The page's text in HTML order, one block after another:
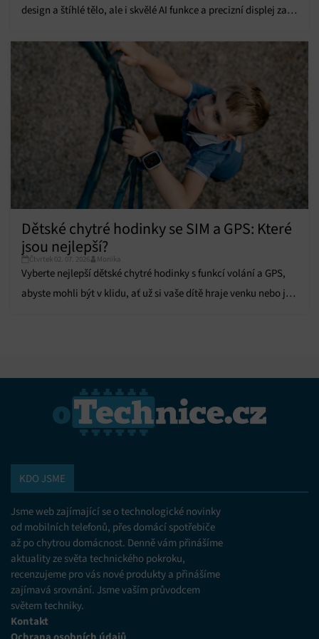
design a štíhlé tělo, ale i skvělé AI funkce a precizní displej za
Dětské chytré hodinky se SIM a GPS: Které
jsou nejlepší?
Čtvrtek 02. 07. 2026 Monika
Vyberte nejlepší dětské chytré hodinky s funkcí volání a GPS,
abyste mohli být v klidu, ať už si vaše dítě hraje venku nebo je
KDO JSME
Jsme web zajímající se o technologické novinky
od mobilních telefonů, přes domácí spotřebiče
až po chytrou domácnost. Denně vám přinášíme
aktuality ze světa technického pokroku,
recenzujeme pro vás nové produkty a přinášíme
zajímavá srovnání. Jsme vaším průvodcem
světem techniky.
Kontakt